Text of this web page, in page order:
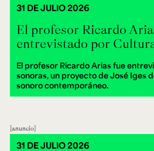
El profesor Ricardo
entrevistado por
El profesor Ricardo Arias fue
sonoras, un proyecto de José Iges
sonoro contemporáneo.
31 DE JULIO 2026
anuncio
31 DE JULIO 2026